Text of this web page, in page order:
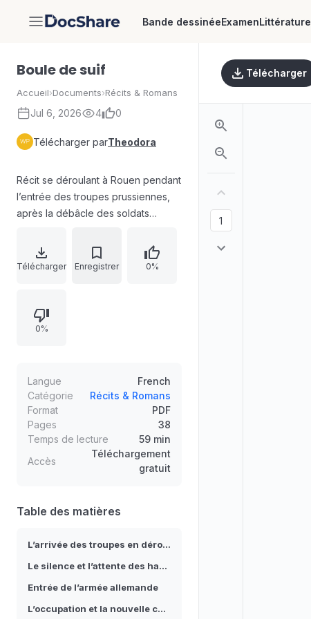
DocShare Bande dessinéeExamenLittérature
Boule de suif
Accueil›Documents›Récits & Romans
Jul 6, 2026 4 0
Télécharger parTheodora
Récit se déroulant à Rouen pendant
l’entrée des troupes prussiennes,
après la débâcle des soldats
par le silence et l’angoisse, voit
l’arrivée progressive des
misère et la fatigue des troupes en
déroute à la peur des habitants,
en prudence domestique où l’on
négocie sa survie par la politesse
et le calcul.
Télécharger Enregistrer 0%
0%
Langue
French
Catégorie
Récits & Romans
Format
PDF
Pages
38
Temps de lecture
59 min
Accès
Téléchargement
gratuit
Table des matières
L’arrivée des troupes en déroute
Le silence et l’attente des habitants
Entrée de l’armée allemande
L’occupation et la nouvelle cohabitation
Télécharger